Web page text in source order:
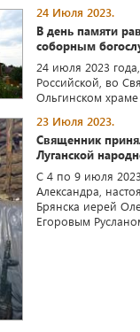
24 Июля 2023.
В день памяти
соборным
24 июля 2023
Российской, во
Ольгинском храме
23 Июля 2023.
Священник
Луганской
С 4 по 9 июля
Александра,
Брянска иерей
Егоровым